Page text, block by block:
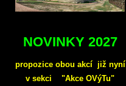
NOVINKY 2027
propozice obou akcí již nyní
v sekci "Akce OVýTu"